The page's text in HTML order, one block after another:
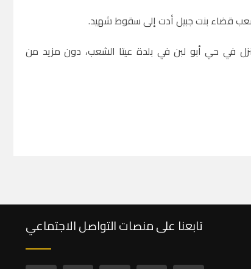
الشعب قضاء بنت جبيل أدت إلى سقوط شهيد.
في حي أبو لبن في بلدة عيتا الشعب، دون مزيد من
تابعنا على منصات التواصل الاجتماعي